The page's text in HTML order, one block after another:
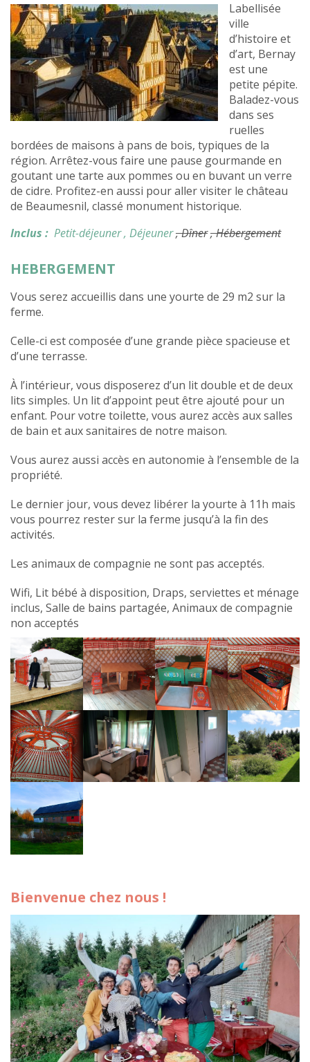
Labellisée
ville
d’histoire et
d’art, Bernay
est une
petite pépite.
Baladez-vous
dans ses
ruelles
bordées de maisons à pans de bois, typiques de la
région. Arrêtez-vous faire une pause gourmande en
goutant une tarte aux pommes ou en buvant un verre
de cidre. Profitez-en aussi pour aller visiter le château
de Beaumesnil, classé monument historique.
Inclus : Petit-déjeuner, Déjeuner, Dîner, Hébergement
HEBERGEMENT
Vous serez accueillis dans une yourte de 29 m2 sur la
ferme.
Celle-ci est composée d’une grande pièce spacieuse et
d’une terrasse.
À l’intérieur, vous disposerez d’un lit double et de deux
lits simples. Un lit d’appoint peut être ajouté pour un
enfant. Pour votre toilette, vous aurez accès aux salles
de bain et aux sanitaires de notre maison.
Vous aurez aussi accès en autonomie à l’ensemble de la
propriété.
Le dernier jour, vous devez libérer la yourte à 11h mais
vous pourrez rester sur la ferme jusqu’à la fin des
activités.
Les animaux de compagnie ne sont pas acceptés.
Wifi, Lit bébé à disposition, Draps, serviettes et ménage
inclus, Salle de bains partagée, Animaux de compagnie
non acceptés
Bienvenue chez nous !